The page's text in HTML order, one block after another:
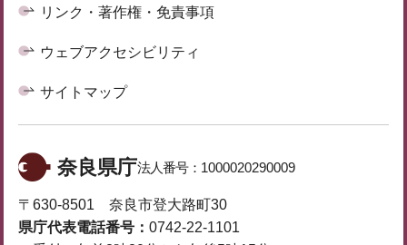
リンク・著作権・免責事項
ウェブアクセシビリティ
サイトマップ
奈良県庁法人番号： 1000020290009
〒630-8501 奈良市登大路町30
県庁代表電話番号： 0742-22-1101